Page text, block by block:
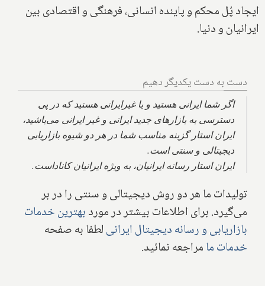
ایجاد پُل محکم و پاینده انسانی، فرهنگی و اقتصادی بین
ایرانیان و دنیا.
دست به دست یکدیگر دهیم
اگر شما ایرانی هستید و یا غیرایرانی هستید که در پی
دسترسی به بازارهای جدید ایرانی و غیر ایرانی می‌باشید،
ایران استار گزینه مناسب شما در هر دو شیوه بازاریابی
دیجیتالی و سنتی است.
ایران استار رسانه ایرانیان، به ویژه ایرانیان کانادا‌ست.
تولیدات ما هر دو روش دیجیتالی و سنتی را در بر
می‌گیرد. برای اطلاعات بیشتر در موردبهترین خدمات
بازاریابی و رسانه دیجیتال ایرانیلطفا به صفحه
خدمات مامراجعه نمائید.